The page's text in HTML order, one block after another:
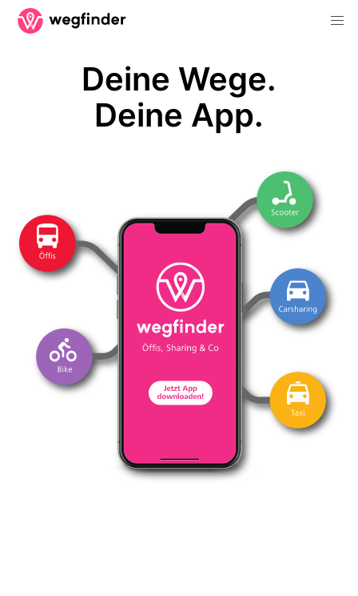
Deine Wege.
Deine App.